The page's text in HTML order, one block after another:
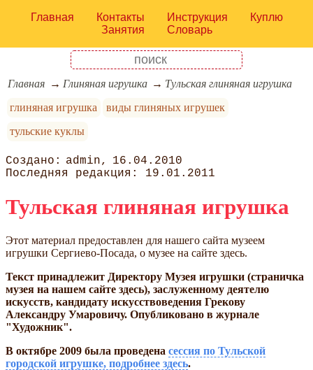
Главная Контакты Инструкция
Куплю
Занятия
Словарь
Главная Глиняная игрушка
Тульская глиняная игрушка
глиняная игрушка
виды глиняных игрушек
тульские куклы
admin
16.04.2010
19.01.2011
Тульская глиняная игрушка
Этот материал предоставлен для нашего сайта музеем
игрушки Сергиево-Посада, о музее на сайте здесь.
Текст принадлежит Директору Музея игрушки (страничка
музея на нашем сайте здесь), заслуженному деятелю
искусств, кандидату искусствоведения Грекову
Александру Умаровичу. Опубликовано в журнале
"Художник".
В октябре 2009 была проведена сессия по Тульской
городской игрушке, подробнее здесь.